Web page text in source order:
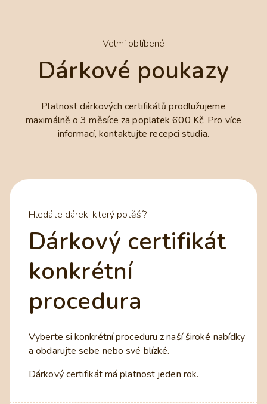
Velmi oblíbené
Dárkové poukazy
Platnost dárkových certifikátů prodlužujeme
maximálně o 3 měsíce za poplatek 600 Kč. Pro více
informací, kontaktujte recepci studia.
Hledáte dárek, který potěší?
Dárkový certifikát
konkrétní
procedura
Vyberte si konkrétní proceduru z naší široké nabídky
a obdarujte sebe nebo své blízké.
Dárkový certifikát má platnost jeden rok.